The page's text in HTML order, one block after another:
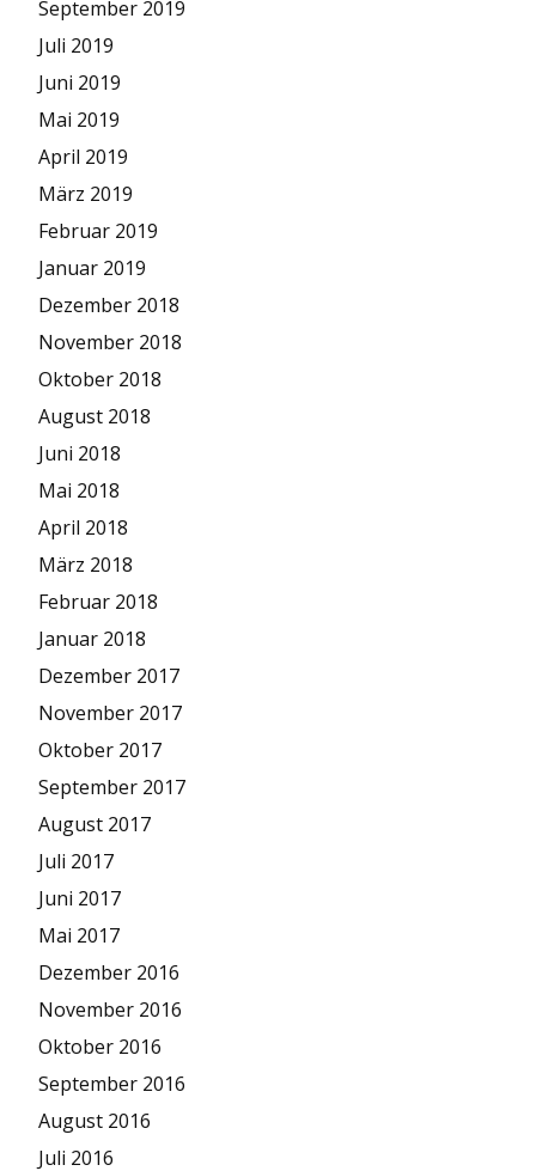
September 2019
Juli 2019
Juni 2019
Mai 2019
April 2019
März 2019
Februar 2019
Januar 2019
Dezember 2018
November 2018
Oktober 2018
August 2018
Juni 2018
Mai 2018
April 2018
März 2018
Februar 2018
Januar 2018
Dezember 2017
November 2017
Oktober 2017
September 2017
August 2017
Juli 2017
Juni 2017
Mai 2017
Dezember 2016
November 2016
Oktober 2016
September 2016
August 2016
Juli 2016